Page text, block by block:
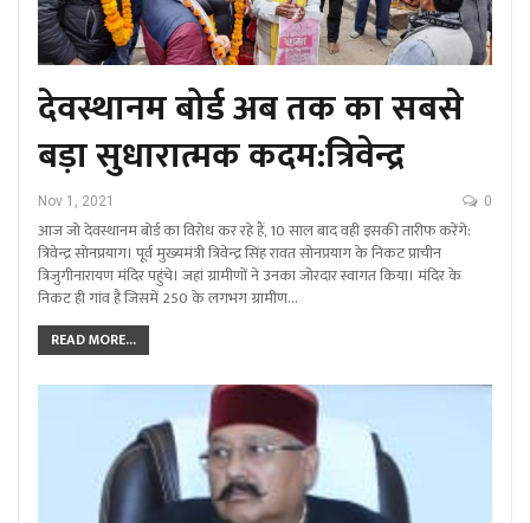
देवस्थानम बोर्ड अब तक का सबसे
बड़ा सुधारात्मक कदम:त्रिवेन्द्र
Nov 1, 2021 0
आज जो देवस्थानम बोर्ड का विरोध कर रहे हैं, 10 साल बाद वही इसकी तारीफ करेंगे:
त्रिवेन्द्र सोनप्रयाग। पूर्व मुख्यमंत्री त्रिवेन्द्र सिंह रावत सोनप्रयाग के निकट प्राचीन
त्रिजुगीनारायण मंदिर पहुंचे। जहां ग्रामीणों ने उनका जोरदार स्वागत किया। मंदिर के
निकट ही गांव है जिसमें 250 के लगभग ग्रामीण…
READ MORE...